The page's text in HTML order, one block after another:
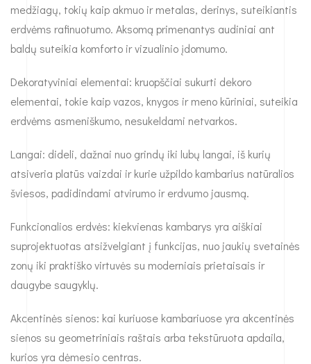
medžiagų, tokių kaip akmuo ir metalas, derinys, suteikiantis
erdvėms rafinuotumo. Aksomą primenantys audiniai ant
baldų suteikia komforto ir vizualinio įdomumo.
Dekoratyviniai elementai: kruopščiai sukurti dekoro
elementai, tokie kaip vazos, knygos ir meno kūriniai, suteikia
erdvėms asmeniškumo, nesukeldami netvarkos.
Langai: dideli, dažnai nuo grindų iki lubų langai, iš kurių
atsiveria platūs vaizdai ir kurie užpildo kambarius natūralios
šviesos, padidindami atvirumo ir erdvumo jausmą.
Funkcionalios erdvės: kiekvienas kambarys yra aiškiai
suprojektuotas atsižvelgiant į funkcijas, nuo jaukių svetainės
zonų iki praktiško virtuvės su moderniais prietaisais ir
daugybe saugyklų.
Akcentinės sienos: kai kuriuose kambariuose yra akcentinės
sienos su geometriniais raštais arba tekstūruota apdaila,
kurios yra dėmesio centras.